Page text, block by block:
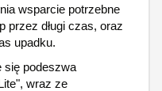
wsparcie potrzebne
przez długi czas, oraz
upadku.
się podeszwa
wraz ze